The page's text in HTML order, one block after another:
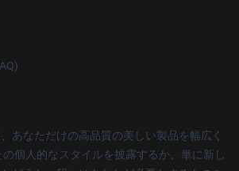
あなただけの高品質の美しい製品を幅広く
個人的なスタイルを披露するか、単に新し